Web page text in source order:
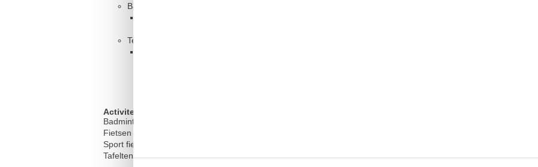
Badkamer
Terras, 30 m²
Activiteiten
Badmintonnet
Fietsen
Sport fiets
Tafeltennis en darten
ECO,